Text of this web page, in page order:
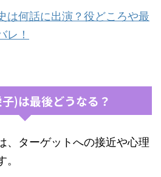
は何話に出演？役どころや最
レ！
)は最後どうなる？
、ターゲットへの接近や心理